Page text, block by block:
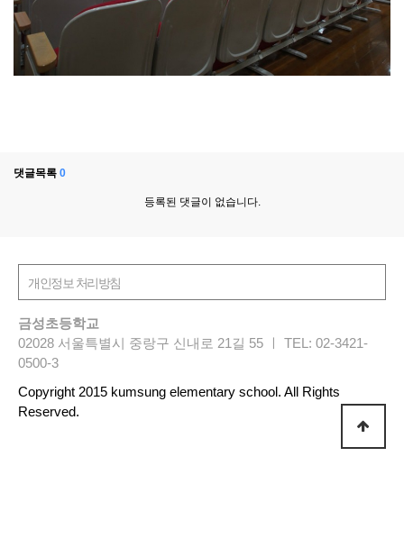
댓글목록 0
등록된 댓글이 없습니다.
금성초등학교
02028 서울특별시 중랑구 신내로 21길 55 ㅣ TEL: 02-3421-
0500-3
Copyright 2015 kumsung elementary school. All Rights
Reserved.